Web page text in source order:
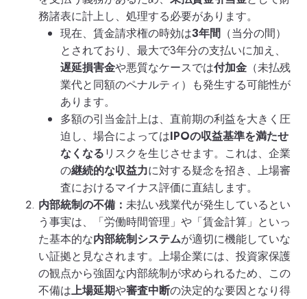
務諸表に計上し、処理する必要があります。
現在、賃金請求権の時効は3年間 （当分の間）
とされており、最大で3年分の支払いに加え、
遅延損害金や悪質なケースでは付加金 （未払残
業代と同額のペナルティ）も発生する可能性が
あります。
多額の引当金計上は、直前期の利益を大きく圧
迫し、場合によってはIPOの収益基準を満たせ
なくなるリスクを生じさせます。これは、企業
の継続的な収益力に対する疑念を招き、上場審
査におけるマイナス評価に直結します。
内部統制の不備： 未払い残業代が発生しているとい
う事実は、「労働時間管理」や「賃金計算」といっ
た基本的な内部統制システムが適切に機能していな
い証拠と見なされます。上場企業には、投資家保護
の観点から強固な内部統制が求められるため、この
不備は上場延期や審査中断の決定的な要因となり得